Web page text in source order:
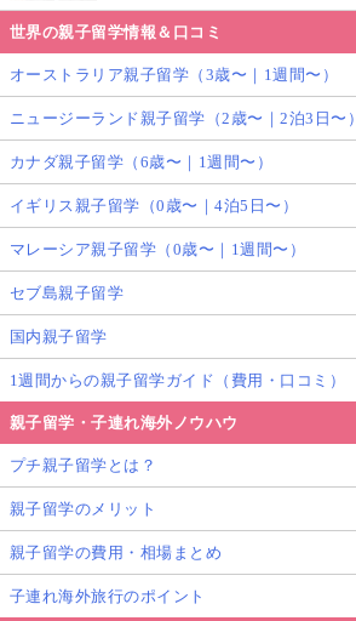
世界の親子留学情報＆口コミ
オーストラリア親子留学（3歳〜｜1週間〜）
ニュージーランド親子留学（2歳〜｜2泊3日〜）
カナダ親子留学（6歳〜｜1週間〜）
イギリス親子留学（0歳〜｜4泊5日〜）
マレーシア親子留学（0歳〜｜1週間〜）
セブ島親子留学
国内親子留学
1週間からの親子留学ガイド（費用・口コミ）
親子留学・子連れ海外ノウハウ
プチ親子留学とは？
親子留学のメリット
親子留学の費用・相場まとめ
子連れ海外旅行のポイント